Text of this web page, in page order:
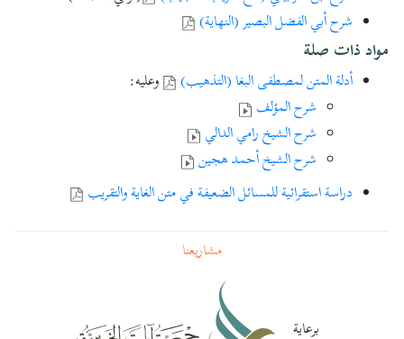
شرح الشيخ الحبيب عمر
شرح الشيخ سمير القاضي
شرح الشيخ علي باوزير
النكاح
،الفرائض
شرح الشيخ عبد العزيز الراجحي
شرح الشيخ أحمد المقرمي
شرح الشيخ أحمد المصباحي
شرح الشيخ أحمد الحلواني
الجزء الأول
لشرح ابن الغرابيلي:
شرح أبي الفضل البصير (النهاية)
مواد ذات صلة
أدلة المتن لمصطفى البغا (التذهيب)
وعليه:
شرح المؤلف
شرح الشيخ رامي الدالي
شرح الشيخ أحمد هجين
دراسة استقرائية للمسائل الضعيفة في متن الغاية والتقريب
مشاريعنا
برعاية